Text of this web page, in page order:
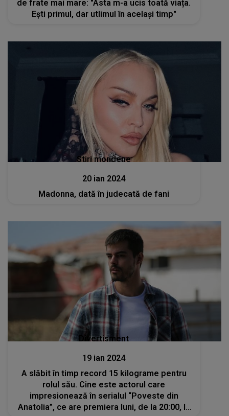
de frate mai mare: "Asta m-a ucis toată viața.
Ești primul, dar utlimul în același timp"
Stiri mondene
20 ian 2024
Madonna, dată în judecată de fani
Divertisment
19 ian 2024
A slăbit în timp record 15 kilograme pentru
rolul său. Cine este actorul care
impresionează în serialul “Poveste din
Anatolia”, ce are premiera luni, de la 20:00, la